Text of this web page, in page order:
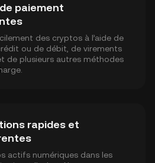
paiement
des cryptos à l’aide de
ou de débit, de virements
de plusieurs autres méthodes
rapides et
actifs numériques dans les